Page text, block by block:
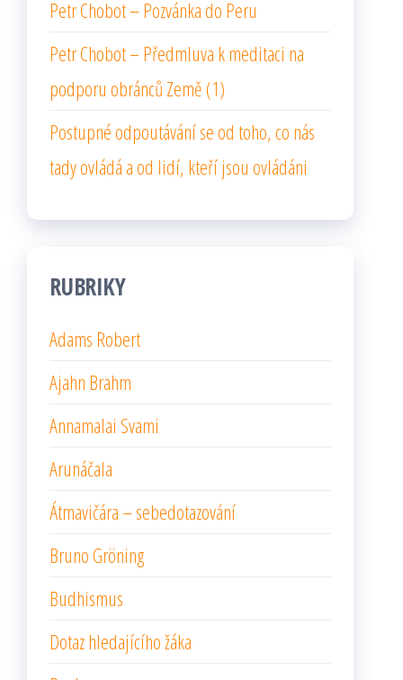
Petr Chobot – Pozvánka do Peru
Petr Chobot – Předmluva k meditaci na
podporu obránců Země (1)
Postupné odpoutávání se od toho, co nás
tady ovládá a od lidí, kteří jsou ovládáni
RUBRIKY
Adams Robert
Ajahn Brahm
Annamalai Svami
Arunáčala
Átmavičára – sebedotazování
Bruno Gröning
Budhismus
Dotaz hledajícího žáka